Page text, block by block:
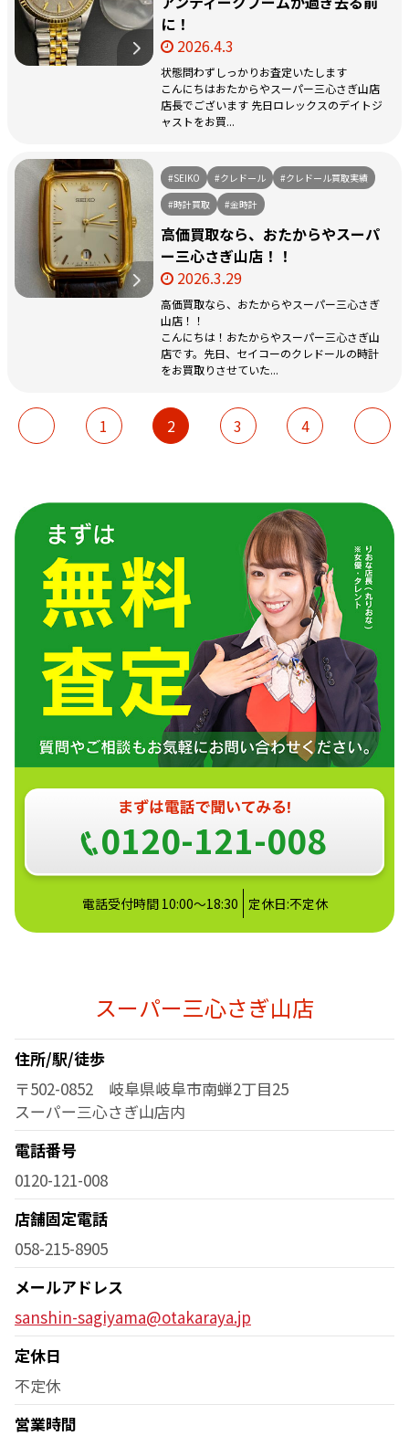
に！
2026.4.3
状態問わずしっかりお査定いたします
こんにちはおたからやスーパー三心さぎ山店
店長でございます 先日ロレックスのデイトジ
ャストをお買...
#SEIKO #クレドール
#クレドール買取実績
#時計買取
#金時計
高価買取なら、おたからやスーパ
ー三心さぎ山店！！
2026.3.29
高価買取なら、おたからやスーパー三心さぎ
山店！！
こんにちは！おたからやスーパー三心さぎ山
店です。先日、セイコーのクレドールの時計
をお買取りさせていた...
1 2 3 4
0120-121-008
電話受付時間 10:00～18:30 定休日:不定休
スーパー三心さぎ山店
住所/駅/徒歩
〒502-0852 岐阜県岐阜市南蝉2丁目25
スーパー三心さぎ山店内
電話番号
0120-121-008
店舗固定電話
058-215-8905
メールアドレス
sanshin-sagiyama@otakaraya.jp
定休日
不定休
営業時間